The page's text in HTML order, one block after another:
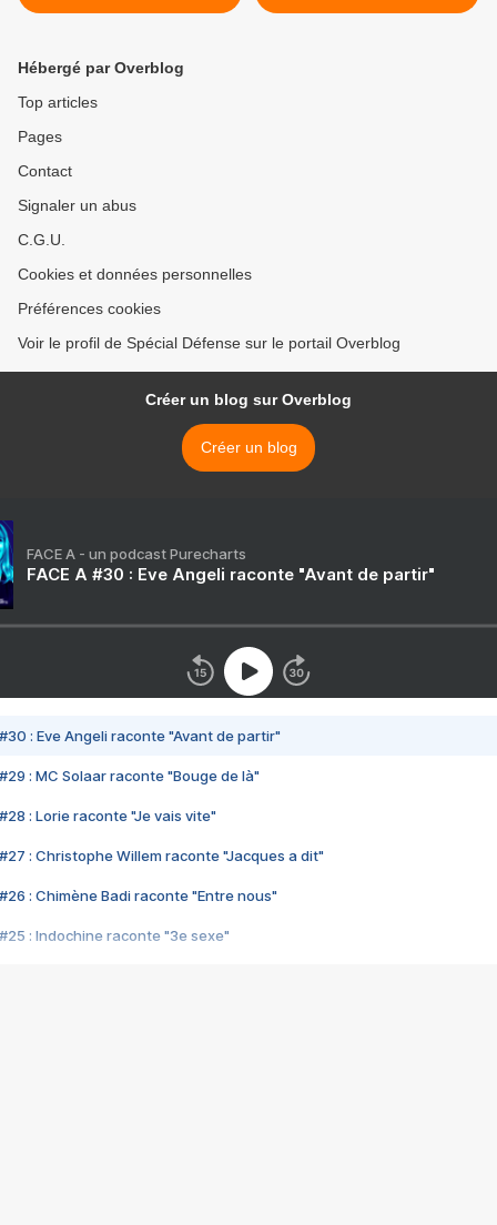
en Syrie. Plusieurs
Hébergé par Overblog
Top articles
Pages
Contact
Signaler un abus
C.G.U.
Cookies et données personnelles
Préférences cookies
Voir le profil de Spécial Défense sur le portail Overblog
Créer un blog sur Overblog
Créer un blog
FACE A - un podcast Purecharts
FACE A #30 : Eve Angeli raconte "Avant de partir"
#30 : Eve Angeli raconte "Avant de partir"
#29 : MC Solaar raconte "Bouge de là"
#28 : Lorie raconte "Je vais vite"
#27 : Christophe Willem raconte "Jacques a dit"
#26 : Chimène Badi raconte "Entre nous"
#25 : Indochine raconte "3e sexe"